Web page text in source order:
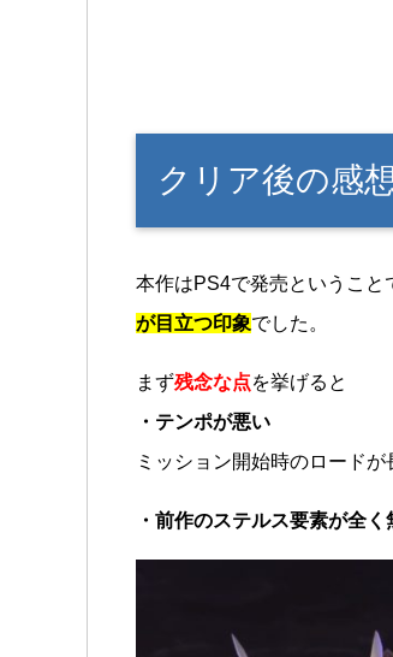
クリア後の感想
本作はPS4で発売ということ
が目立つ印象でした。
まず残念な点を挙げると
・テンポが悪い
ミッション開始時のロード
・前作のステルス要素が全く